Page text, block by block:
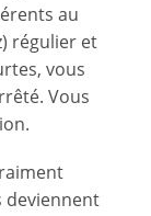
au
régulier et
vous
Vous
deviennent